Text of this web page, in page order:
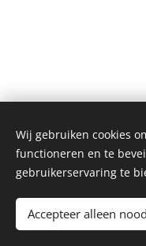
Wij gebruiken cookies
functioneren en te
gebruikerservaring te
Accepteer alleen